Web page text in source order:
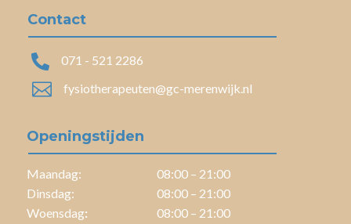
Contact
 071 - 521 2286
 fysiotherapeuten@gc-merenwijk.nl
Openingstijden
Maandag:
08:00 – 21:00
Dinsdag:
08:00 – 21:00
Woensdag:
08:00 – 21:00